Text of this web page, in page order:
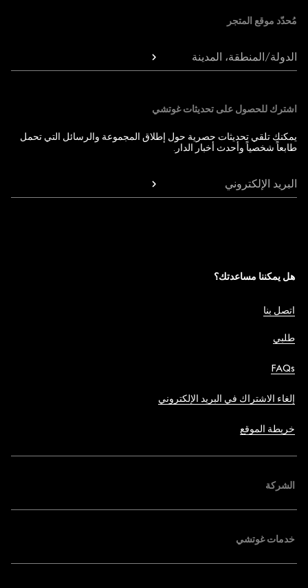
مُحدّد موقع المتجر
الدولة/المنطقة، المدينة
اشترك للحصول على تحديثات غوتشي
يمكنك تلقي تحديثات حصرية حول إطلاق المجموعة والرسائل التي تحمل
طابعاً شخصياً وأحدث أخبار الدار.
البريد الإلكتروني
هل يمكننا مساعدتك؟
اتصل بنا
طلبي
FAQs
إلغاء الاشتراك في البريد الإلكتروني
خريطة الموقع
الشركة
خدمات غوتشي